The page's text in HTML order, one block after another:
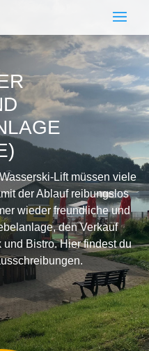
Lift müssen viele
der Ablauf reibungslos
wieder freundliche und
den Verkauf
Bistro. Hier findest du